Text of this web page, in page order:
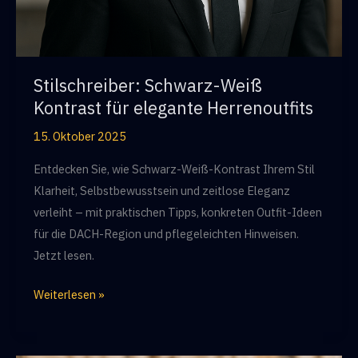
Stilschreiber: Schwarz-Weiß
Kontrast für elegante Herrenoutfits
15. Oktober 2025
Entdecken Sie, wie Schwarz-Weiß-Kontrast Ihrem Stil
Klarheit, Selbstbewusstsein und zeitlose Eleganz
verleiht – mit praktischen Tipps, konkreten Outfit-Ideen
für die DACH-Region und pflegeleichten Hinweisen.
Jetzt lesen.
Stilschreiber:
Weiterlesen »